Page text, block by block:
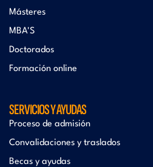
Másteres
MBA'S
Doctorados
Formación online
SERVICIOS Y AYUDAS
Proceso de admisión
Convalidaciones y traslados
Becas y ayudas